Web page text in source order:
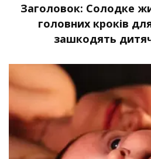
Заголовок: Солодке
головних кроків
зашкодять